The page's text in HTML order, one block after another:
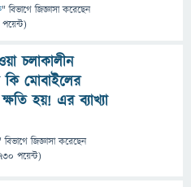
" বিভাগে জিজ্ঞাসাকরেছেন
পয়েন্ট)
চলাকালীন
কি মোবাইলের
হয়! এর ব্যাখ্যা
বিভাগে জিজ্ঞাসাকরেছেন
পয়েন্ট)